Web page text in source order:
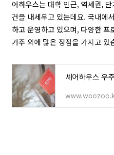
어하우스는 대학 인근, 역세권,
건을 내세우고 있는데요. 국내에
하고 운영하고 있으며, 다양한 프
거주 외에 많은 장점을 가지고 있
셰어하우스 우